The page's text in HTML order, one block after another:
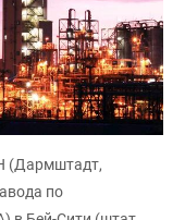
(Дармштадт,
по